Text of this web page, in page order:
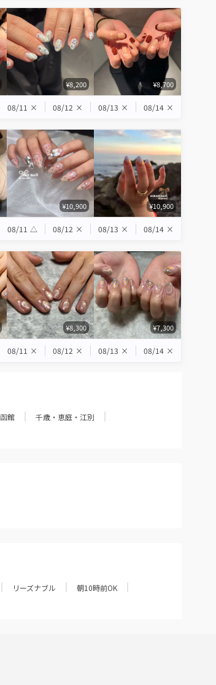
¥8,200 ¥8,700
08/11 × 08/12 × 08/13 × 08/14 ×
¥10,900 ¥10,900
08/11 △ 08/12 × 08/13 × 08/14 ×
¥8,300 ¥7,300
08/11 × 08/12 × 08/13 × 08/14 ×
函館
千歳・恵庭・江別
リーズナブル
朝10時前OK